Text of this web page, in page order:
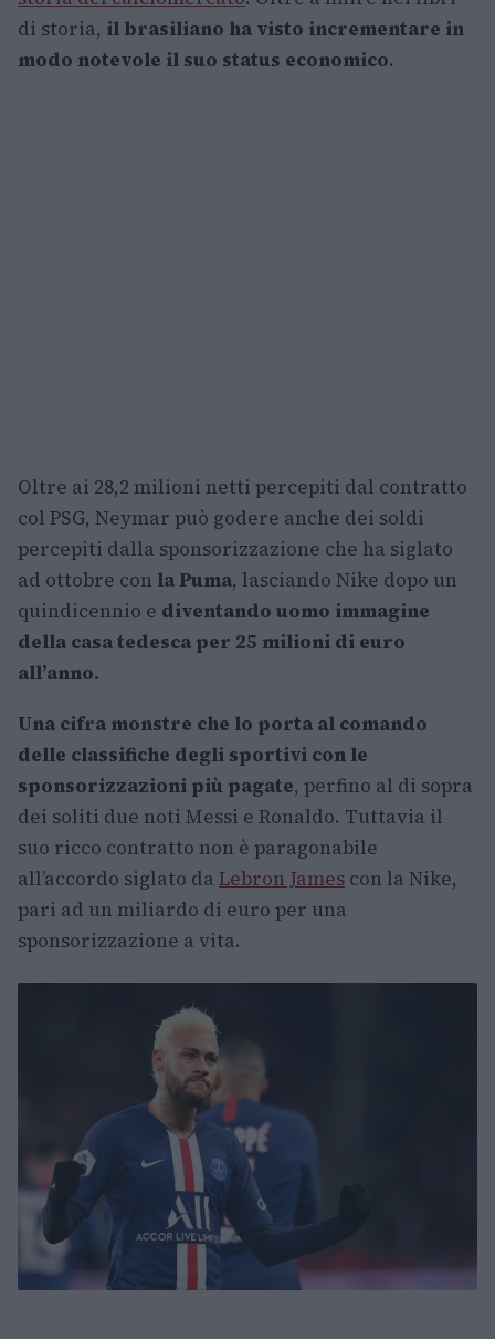
di storia, il brasiliano ha visto incrementare in
modo notevole il suo status economico.
Oltre ai 28,2 milioni netti percepiti dal contratto
col PSG, Neymar può godere anche dei soldi
percepiti dalla sponsorizzazione che ha siglato
ad ottobre con la Puma, lasciando Nike dopo un
quindicennio e diventando uomo immagine
della casa tedesca per 25 milioni di euro
all’anno.
Una cifra monstre che lo porta al comando
delle classifiche degli sportivi con le
sponsorizzazioni più pagate, perfino al di sopra
dei soliti due noti Messi e Ronaldo. Tuttavia il
suo ricco contratto non è paragonabile
all’accordo siglato da Lebron James con la Nike,
pari ad un miliardo di euro per una
sponsorizzazione a vita.